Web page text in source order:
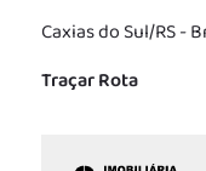
Caxias do Sul/RS -
Traçar Rota